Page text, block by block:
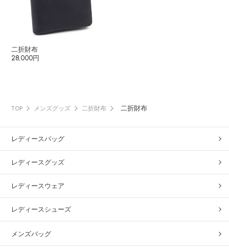
二折財布
28,000円
TOP メンズグッズ 二折財布 二折財布
レディースバッグ
レディースグッズ
レディースウェア
レディースシューズ
メンズバッグ